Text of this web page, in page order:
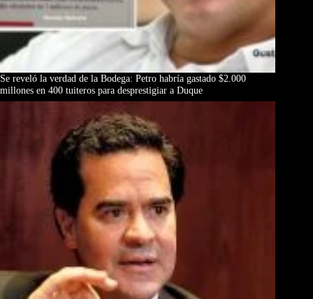
Se reveló la verdad de la Bodega: Petro habría gastado $2.000
millones en 400 tuiteros para desprestigiar a Duque